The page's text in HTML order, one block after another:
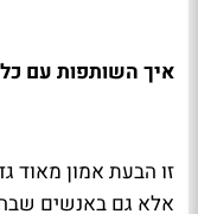
איך השותפות עם
זו הבעת אמון מאוד
אלא גם באנשים שבה